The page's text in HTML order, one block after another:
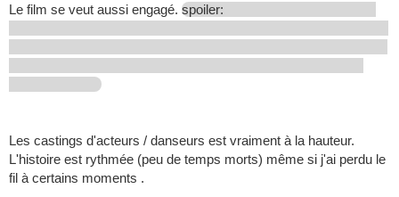
Le film se veut aussi engagé. spoiler:
Les castings d'acteurs / danseurs est vraiment à la hauteur.
L'histoire est rythmée (peu de temps morts) même si j'ai perdu le
fil à certains moments .